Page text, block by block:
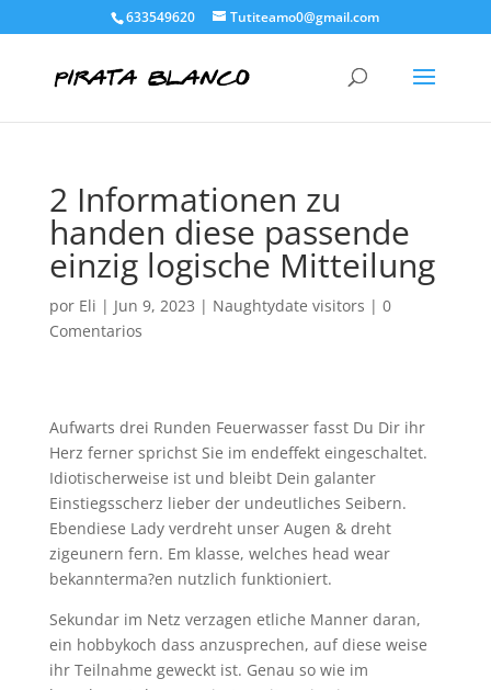
633549620 Tutiteamo0@gmail.com
2 Informationen zu
handen diese passende
einzig logische Mitteilung
por Eli | Jun 9, 2023 | Naughtydate visitors | 0
Comentarios
Aufwarts drei Runden Feuerwasser fasst Du Dir ihr
Herz ferner sprichst Sie im endeffekt eingeschaltet.
Idiotischerweise ist und bleibt Dein galanter
Einstiegsscherz lieber der undeutliches Seibern.
Ebendiese Lady verdreht unser Augen & dreht
zigeunern fern. Em klasse, welches head wear
bekannterma?en nutzlich funktioniert.
Sekundar im Netz verzagen etliche Manner daran,
ein hobbykoch dass anzusprechen, auf diese weise
ihr Teilnahme geweckt ist. Genau so wie im